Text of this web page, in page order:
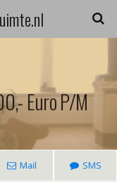
Euro P/m
Mail SMS